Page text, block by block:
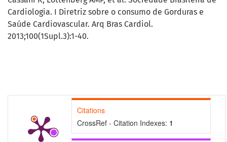
Citations
CrossRef - Citation Indexes: 1
Cardiologia. I Diretriz sobre o consumo de Gorduras e
Saúde Cardiovascular. Arq Bras Cardiol.
2013;100(1Supl.3):1-40.